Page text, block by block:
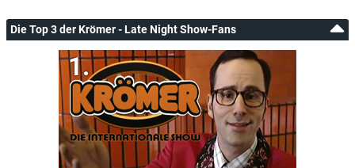
Die Top 3 der Krömer - Late Night Show-Fans